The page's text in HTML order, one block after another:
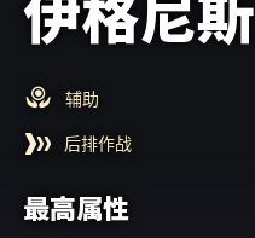
辅助
后排作战
最高属性